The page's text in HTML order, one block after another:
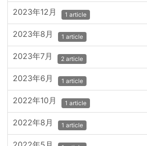
2023年12月 1 article
2023年8月 1 article
2023年7月 2 article
2023年6月 1 article
2022年10月 1 article
2022年8月 1 article